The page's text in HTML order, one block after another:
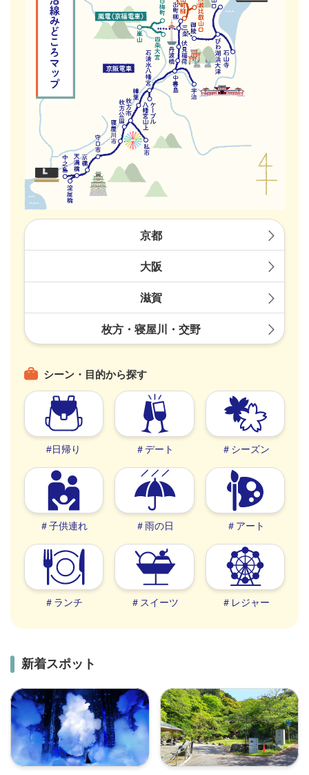
京都
大阪
滋賀
枚方・寝屋川・交野
シーン・目的から探す
#日帰り ＃デート ＃シーズン
＃子供連れ ＃雨の日 ＃アート
＃ランチ ＃スイーツ ＃レジャー
新着スポット